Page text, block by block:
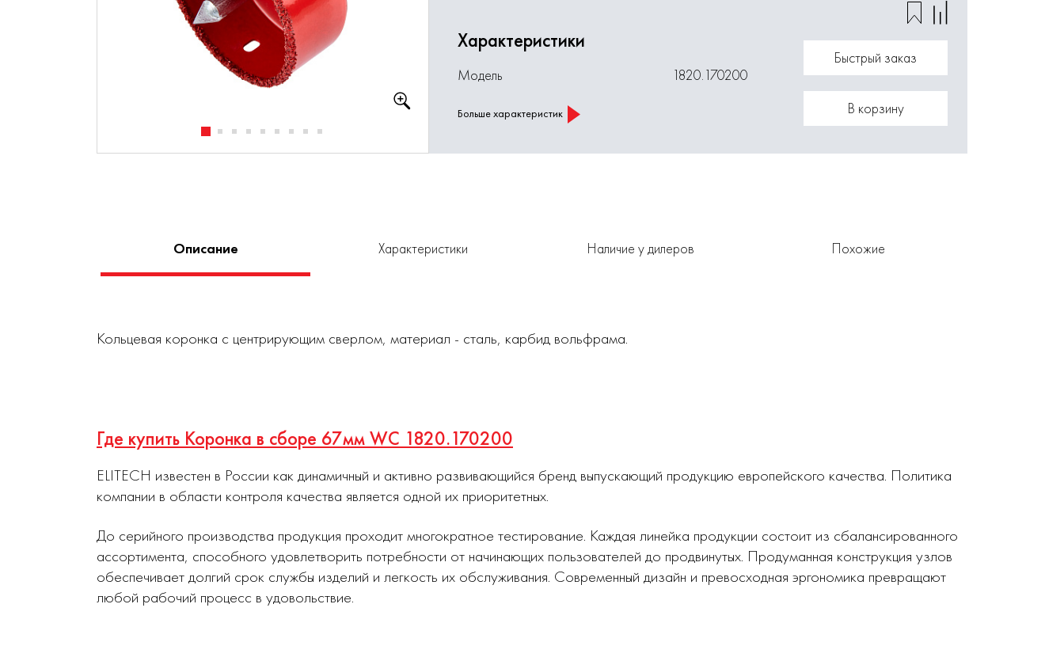
Характеристики
Модель 1820.170200
Больше характеристик
Быстрый заказ
В корзину
Описание Характеристики Наличие у дилеров Похожие
Кольцевая коронка с центрирующим сверлом, материал - сталь, карбид вольфрама.
Где купить Коронка в сборе 67мм WC 1820.170200
ELITECH известен в России как динамичный и активно развивающийся бренд выпускающий продукцию европейского качества. Политика
компании в области контроля качества является одной их приоритетных.
До серийного производства продукция проходит многократное тестирование. Каждая линейка продукции состоит из сбалансированного
ассортимента, способного удовлетворить потребности от начинающих пользователей до продвинутых. Продуманная конструкция узлов
обеспечивает долгий срок службы изделий и легкость их обслуживания. Современный дизайн и превосходная эргономика превращают
любой рабочий процесс в удовольствие.